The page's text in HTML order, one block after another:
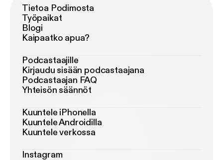
Tietoa Podimosta
Työpaikat
Blogi
Kaipaatko apua?
Podcastaajille
Kirjaudu sisään podcastaajana
Podcastaajan FAQ
Yhteisön säännöt
Kuuntele iPhonella
Kuuntele Androidilla
Kuuntele verkossa
Instagram